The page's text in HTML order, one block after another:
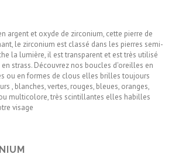
argent et oxyde de zirconium, cette pierre de
le zirconium est classé dans les pierres semi-
la lumière, il est transparent et est très utilisé
strass. Découvrez nos boucles d'oreilles en
ou en formes de clous elles brilles toujours
, blanches, vertes, rouges, bleues, oranges,
multicolore, très scintillantes elles habilles
visage